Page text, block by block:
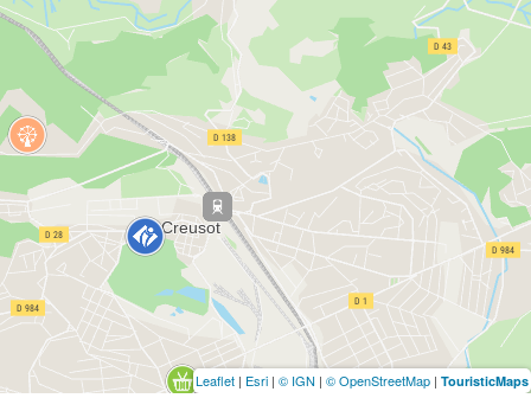
Leaflet | Esri | © IGN | © OpenStreetMap | TouristicMaps